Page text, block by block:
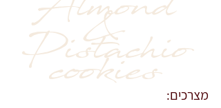
&
Pistachio
cookies מצרכים: